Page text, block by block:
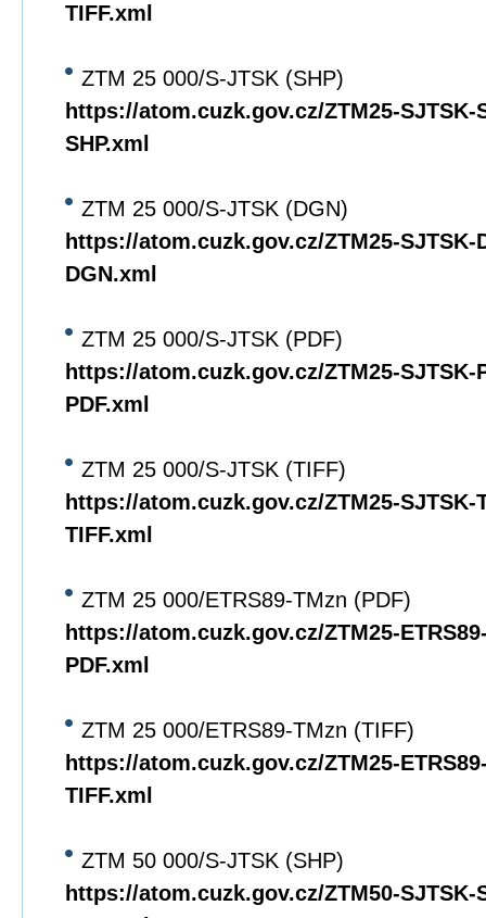
TIFF.xml
ZTM 25 000/S-JTSK (SHP)
https://atom.cuzk.gov.cz/ZTM25-SJTSK-
SHP.xml
ZTM 25 000/S-JTSK (DGN)
https://atom.cuzk.gov.cz/ZTM25-SJTSK-
DGN.xml
ZTM 25 000/S-JTSK (PDF)
https://atom.cuzk.gov.cz/ZTM25-SJTSK-
PDF.xml
ZTM 25 000/S-JTSK (TIFF)
https://atom.cuzk.gov.cz/ZTM25-SJTSK-
TIFF.xml
ZTM 25 000/ETRS89-TMzn (PDF)
https://atom.cuzk.gov.cz/ZTM25-
PDF.xml
ZTM 25 000/ETRS89-TMzn (TIFF)
https://atom.cuzk.gov.cz/ZTM25-
TIFF.xml
ZTM 50 000/S-JTSK (SHP)
https://atom.cuzk.gov.cz/ZTM50-SJTSK-